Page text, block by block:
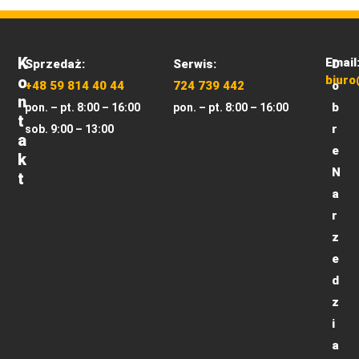
K
O
N
T
A
K
T
Sprzedaż:
+48 59 814 40 44
pon. – pt. 8:00 – 16:00
sob. 9:00 – 13:00
Serwis:
724 739 442
pon. – pt. 8:00 – 16:00
Email:
D
o
b
r
e
N
a
r
z
e
d
z
i
a